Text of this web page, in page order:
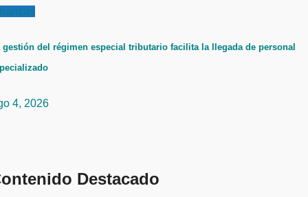
gestión del régimen especial tributario facilita la llegada de personal
4, 2026
Destacado